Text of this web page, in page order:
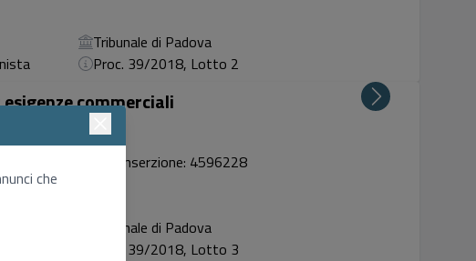
Tribunale di Padova
Proc. 39/2018, Lotto 2
commerciali
fornace snc
Codice inserzione: 4596228
Tribunale di Padova
Proc. 39/2018, Lotto 3
che